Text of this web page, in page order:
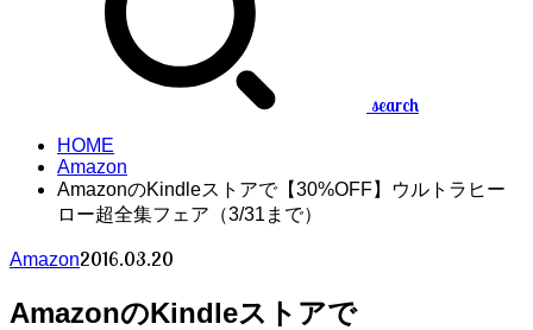
search
HOME
Amazon
AmazonのKindleストアで【30%OFF】ウルトラヒー
ロー超全集フェア（3/31まで）
Amazon2016.03.20
AmazonのKindleストアで